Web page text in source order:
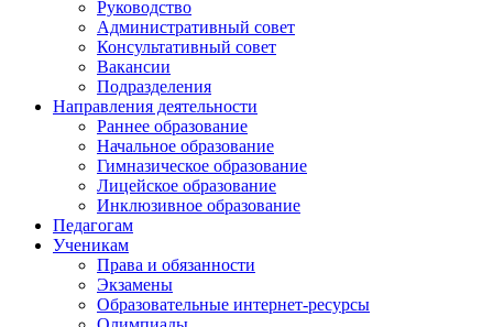
Руководство
Административный совет
Консультативный совет
Вакансии
Подразделения
Направления деятельности
Раннее образование
Начальное образование
Гимназическое образование
Лицейское образование
Инклюзивное образование
Педагогам
Ученикам
Права и обязанности
Экзамены
Образовательные интернет-ресурсы